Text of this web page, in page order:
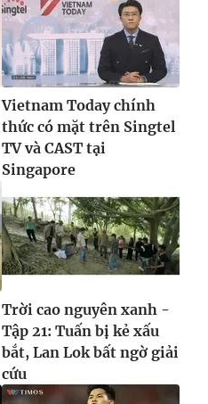
Vietnam Today chính
thức có mặt trên Singtel
TV và CAST tại
Singapore
Trời cao nguyên xanh -
Tập 21: Tuấn bị kẻ xấu
bắt, Lan Lok bất ngờ giải
cứu